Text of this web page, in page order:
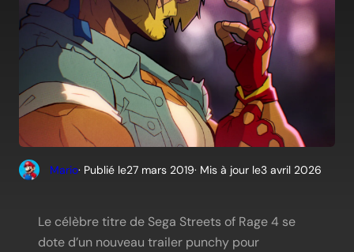
Mario· Publié le27 mars 2019· Mis à jour le3 avril 2026
Le célèbre titre de Sega Streets of Rage 4 se
dote d’un nouveau trailer punchy pour